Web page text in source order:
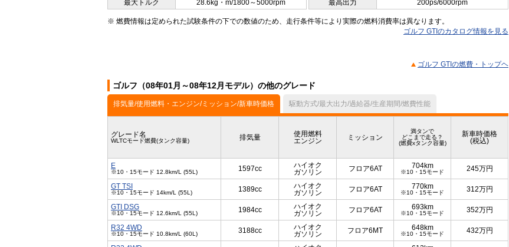
最大トルク
28.6kg・m/1800～5000rpm 最高出力 200ps/6000rpm
※ 燃費情報は定められた試験条件の下での数値のため、走行条件等により実際の燃料消費率は異なります。
ゴルフ GTIのカタログ情報を見る
ゴルフ GTIの燃費・トップヘ
ゴルフ（08年01月～08年12月モデル）の他のグレード
排気量/使用燃料・エンジン/ミッション/新車時価格 駆動方式/最大出力/過給器/生産期間/燃費性能
グレード名
WLTCモード燃費(タンク容量) 排気量
使用燃料
エンジン
ミッション
満タンで
どこまで走る？
(燃費xタンク容量)
新車時価格
(税込)
E
※10・15モード 12.8km/L (55L) 1597cc
ハイオク
ガソリン
フロア6AT 704km
※10・15モード 245万円
GT TSI
※10・15モード 14km/L (55L) 1389cc
ハイオク
ガソリン
フロア6AT 770km
※10・15モード 312万円
GTI DSG
※10・15モード 12.6km/L (55L) 1984cc
ハイオク
ガソリン
フロア6AT 693km
※10・15モード 352万円
R32 4WD
※10・15モード 10.8km/L (60L) 3188cc
ハイオク
ガソリン
フロア6MT 648km
※10・15モード 432万円